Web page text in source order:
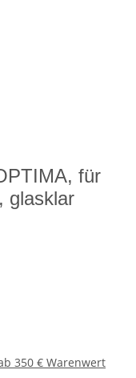
für
glasklar
350 € Warenwert